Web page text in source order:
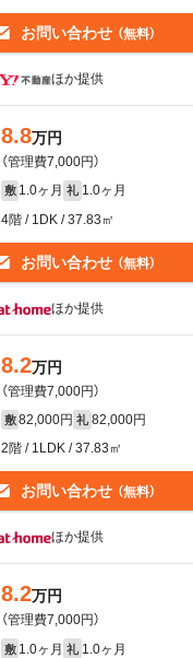
お問い合わせ （無料）
ほか提供
8.8万円
（管理費7,000円）
敷 1.0ヶ月 礼 1.0ヶ月
4階 / 1DK / 37.83㎡
お問い合わせ （無料）
ほか提供
8.2万円
（管理費7,000円）
敷 82,000円 礼 82,000円
2階 / 1LDK / 37.83㎡
お問い合わせ （無料）
ほか提供
8.2万円
（管理費7,000円）
敷 1.0ヶ月 礼 1.0ヶ月